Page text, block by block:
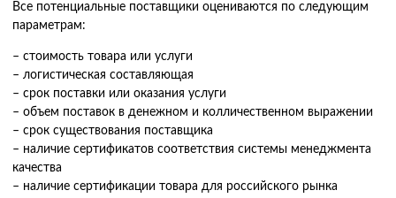
Все потенциальные поставщики оцениваются по следующим
параметрам:
– стоимость товара или услуги
– логистическая составляющая
– срок поставки или оказания услуги
– объем поставок в денежном и колличественном выражении
– срок существования поставщика
– наличие сертификатов соответствия системы менеджмента
качества
– наличие сертификации товара для российского рынка